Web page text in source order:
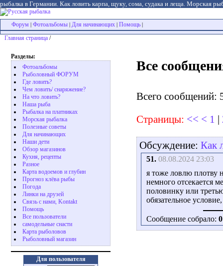
рыбалка в Германии. Как ловить карпа, щуку, сома, судака и леща. Морская
Форум Фотоальбомы Для начинающих Помощь
Главная страница /
Разделы:
Фотоальбомы
Рыболовный ФОРУМ
Где ловить?
Чем ловить/ снаряжение?
На что ловить?
Наша рыба
Рыбалка на платниках
Морская рыбалка
Полезные советы
Для начинающих
Наши дети
Обзор магазинов
Кухня, рецепты
Разное
Карта водоемов и глубин
Прогноз клёва рыбы
Погода
Линки на друзей
Связь с нами, Kontakt
Помощь
Все пользователи
самодельные снасти
Карта рыболовов
Рыболовный магазин
Для пользователя
Все
Всего сообщений:
Страницы: << < 1
Обсуждение: Как
51. 08.08.2024 23:03
я тоже ловлю плотву
немного отсекается
половинку или
обязательное
Сообщение собрало: 0